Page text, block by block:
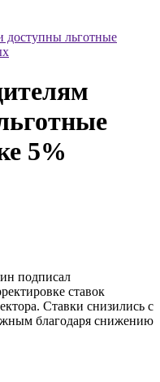
доступны льготные
5%
подписал
ставок
Ставки снизились с
благодаря снижению